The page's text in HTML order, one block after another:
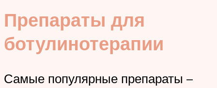
Препараты для
ботулинотерапии
Самые популярные препараты –